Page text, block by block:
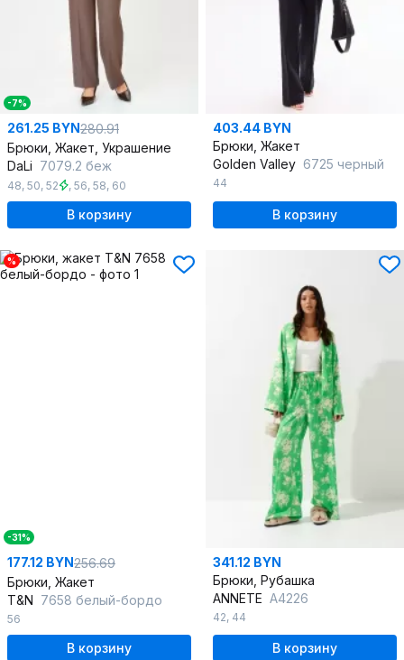
-7%
261.25 BYN280.91
Брюки, Жакет, Украшение
DaLi 7079.2 беж
48, 50, 52 , 56, 58, 60
В корзину
403.44 BYN
Брюки, Жакет
Golden Valley 6725 черный
44
В корзину
%
-31%
177.12 BYN256.69
Брюки, Жакет
T&N 7658 белый-бордо
56
В корзину
341.12 BYN
Брюки, Рубашка
ANNETE A4226
42, 44
В корзину